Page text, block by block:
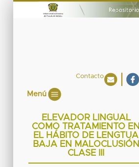
Contacto
Menú
ELEVADOR LINGUAL
COMO TRATAMIENTO EN
EL HÁBITO DE LENGTUA
BAJA EN MALOCLUSIÓN
CLASE III